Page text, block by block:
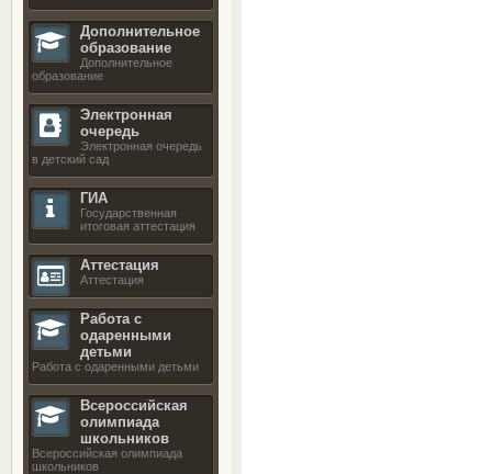
Дополнительное
образование
Дополнительное
образование
Электронная
очередь
Электронная очередь
в детский сад
ГИА
Государственная
итоговая аттестация
Аттестация
Аттестация
Работа с
одаренными
детьми
Работа с одаренными детьми
Всероссийская
олимпиада
школьников
Всероссийская олимпиада
школьников